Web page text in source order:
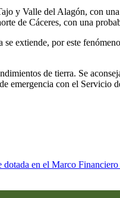
y Valle del Alagón, con
de Cáceres, con una
extiende, por este
de tierra. Se
emergencia con el Servicio
en el Marco